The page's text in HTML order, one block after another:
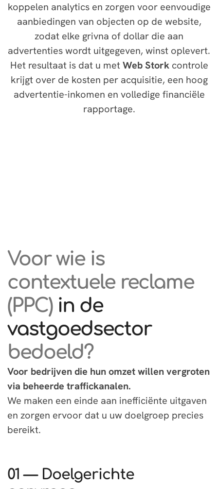
koppelen analytics en zorgen voor eenvoudige
aanbiedingen van objecten op de website,
zodat elke grivna of dollar die aan
advertenties wordt uitgegeven, winst oplevert.
Het resultaat is dat u metWeb Storkcontrole
krijgt over de kosten per acquisitie, een hoog
advertentie-inkomen en volledige financiële
rapportage.
Voor wie is
contextuele reclame
(PPC) in de
vastgoedsector
bedoeld?
Voor bedrijven die hun omzet willen vergroten
via beheerde traffickanalen.
We maken een einde aan inefficiënte uitgaven
en zorgen ervoor dat u uw doelgroep precies
bereikt.
01 — Doelgerichte